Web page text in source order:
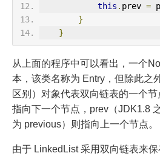
this . prev =
}
}
从上面的程序中可以看出，一个
本，该类名称为 Entry，但除此之
区别）对象代表双向链表的一个
指向下一个节点，prev（JDK1.8
为 previous）则指向上一个节点。
由于 LinkedList 采用双向链表来